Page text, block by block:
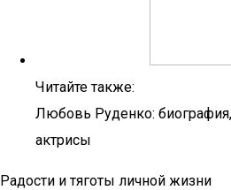
Читайте также:
Любовь Руденко:
актрисы
Радости и тяготы личной жизни